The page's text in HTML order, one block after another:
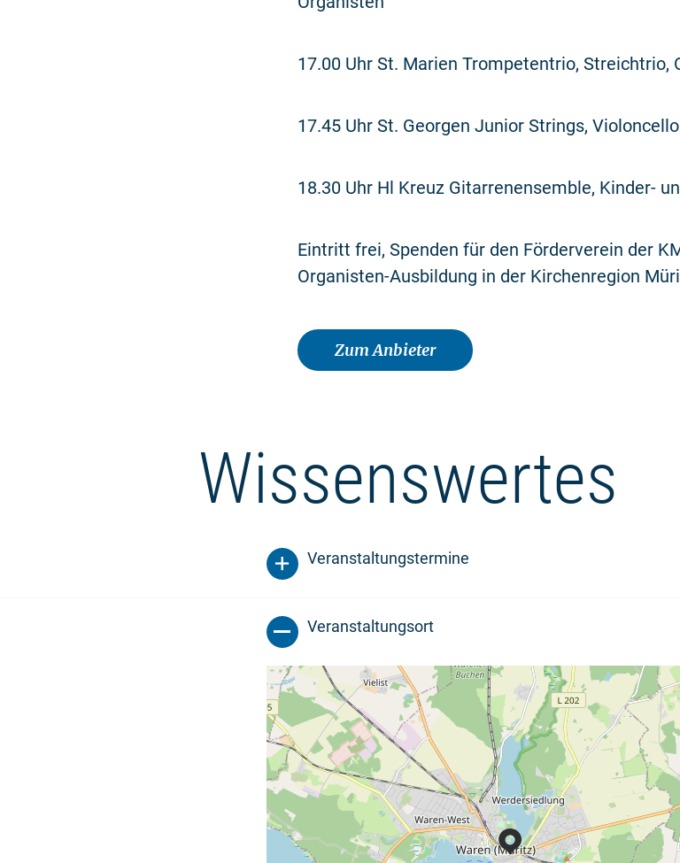
17.00 Uhr St. Marien Trompetentrio, Streichtrio,
17.45 Uhr St. Georgen Junior Strings,
18.30 Uhr Hl Kreuz Gitarrenensemble, Kinder-
Eintritt frei, Spenden für den Förderverein der
Organisten-Ausbildung in der Kirchenregion
Zum Anbieter
Wissenswertes
Veranstaltungstermine
Veranstaltungsort